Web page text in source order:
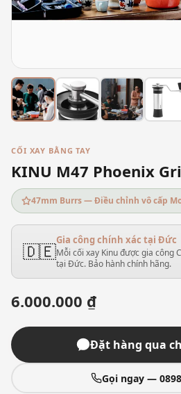
CỐI XAY BẰNG TAY
KINU M47 Phoenix
47mm Burrs — Điều chỉnh vô cấp
🇩🇪Gia công chính xác tại Đức
Mỗi cối xay Kinu được gia công
tại Đức. Bảo hành chính hãng.
6.000.000 ₫
Đặt hàng qua
Gọi ngay —